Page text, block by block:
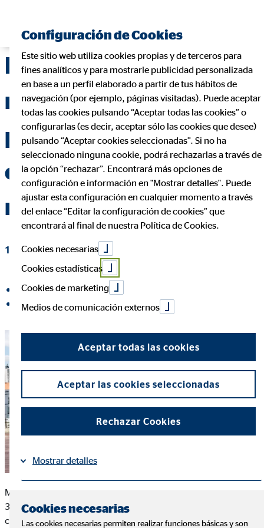
Directivos de OVB se
reúnen en Madrid
para ampliar su
conocimiento de
manos de Csaba Vajay
10 de abril de 2019|OVB Allfinanz España S.A.
compartir en Facebook
compartir en LinkedIn
Más de 50 directivos de OVB España se congregaron el pasado
3 de abril en el auditorio de Plus Ultra Seguros de Madrid para
celebrar un seminario impartido por Csaba Vajay, Director
Configuración de Cookies
Este sitio web utiliza cookies propias y de terceros para
fines analíticos y para mostrarle publicidad personalizada
en base a un perfil elaborado a partir de tus hábitos de
navegación (por ejemplo, páginas visitadas). Puede aceptar
todas las cookies pulsando “Aceptar todas las cookies” o
configurarlas (es decir, aceptar sólo las cookies que desee)
pulsando “Aceptar cookies seleccionadas”. Si no ha
seleccionado ninguna cookie, podrá rechazarlas a través de
la opción “rechazar”. Encontrará más opciones de
configuración e información en "Mostrar detalles". Puede
ajustar esta configuración en cualquier momento a través
del enlace “Editar la configuración de cookies” que
encontrará al final de nuestra Política de Cookies.
Cookies necesarias
Cookies estadísticas
Cookies de marketing
Medios de comunicación externos
Aceptar todas las cookies
Aceptar las cookies seleccionadas
Rechazar Cookies
Mostrar detalles
Cookies necesarias
Las cookies necesarias permiten realizar funciones básicas y son